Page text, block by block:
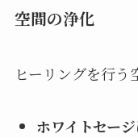
空間の浄化
ヒーリングを行う
ホワイトセー